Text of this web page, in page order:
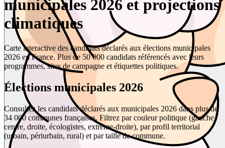
municipales 2026 et projections
climatiques
Carte interactive des candidats déclarés aux élections municipales
2026 en France. Plus de 50 000 candidats référencés avec leurs
programmes, sites de campagne et étiquettes politiques.
Élections municipales 2026
Consultez les candidats déclarés aux municipales 2026 dans plus de
34 000 communes françaises. Filtrez par couleur politique (gauche,
centre, droite, écologistes, extrême-droite), par profil territorial
(urbain, périurbain, rural) et par taille de commune.